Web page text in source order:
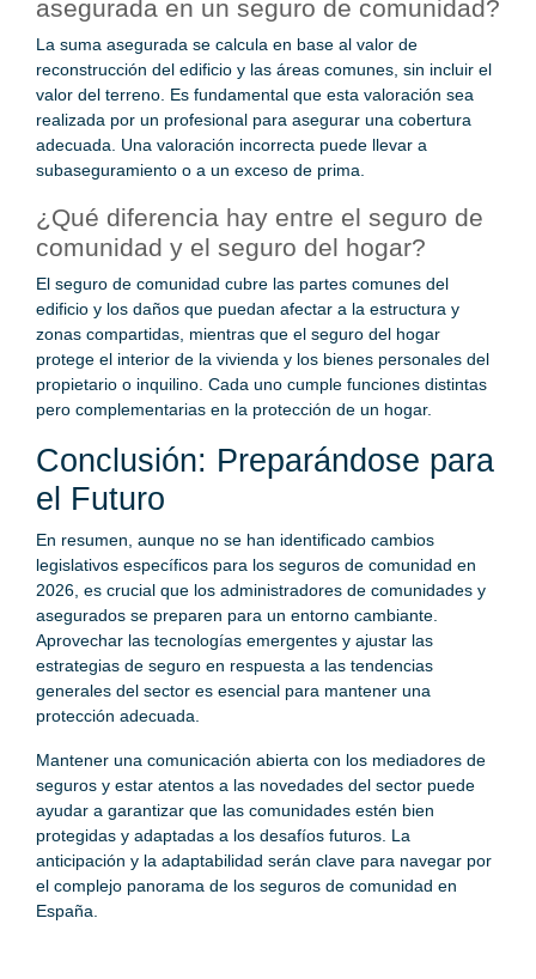
asegurada en un seguro de comunidad?
La suma asegurada se calcula en base al valor de
reconstrucción del edificio y las áreas comunes, sin incluir el
valor del terreno. Es fundamental que esta valoración sea
realizada por un profesional para asegurar una cobertura
adecuada. Una valoración incorrecta puede llevar a
subaseguramiento o a un exceso de prima.
¿Qué diferencia hay entre el seguro de
comunidad y el seguro del hogar?
El seguro de comunidad cubre las partes comunes del
edificio y los daños que puedan afectar a la estructura y
zonas compartidas, mientras que el seguro del hogar
protege el interior de la vivienda y los bienes personales del
propietario o inquilino. Cada uno cumple funciones distintas
pero complementarias en la protección de un hogar.
Conclusión: Preparándose para
el Futuro
En resumen, aunque no se han identificado cambios
legislativos específicos para los seguros de comunidad en
2026, es crucial que los administradores de comunidades y
asegurados se preparen para un entorno cambiante.
Aprovechar las tecnologías emergentes y ajustar las
estrategias de seguro en respuesta a las tendencias
generales del sector es esencial para mantener una
protección adecuada.
Mantener una comunicación abierta con los mediadores de
seguros y estar atentos a las novedades del sector puede
ayudar a garantizar que las comunidades estén bien
protegidas y adaptadas a los desafíos futuros. La
anticipación y la adaptabilidad serán clave para navegar por
el complejo panorama de los seguros de comunidad en
España.